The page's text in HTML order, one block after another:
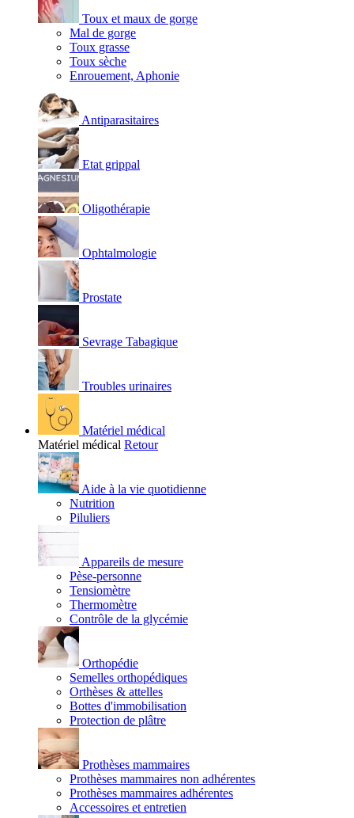
Toux et maux de gorge
Mal de gorge
Toux grasse
Toux sèche
Enrouement, Aphonie
Antiparasitaires
Etat grippal
Oligothérapie
Ophtalmologie
Prostate
Sevrage Tabagique
Troubles urinaires
Matériel médical
Matériel médical Retour
Aide à la vie quotidienne
Nutrition
Piluliers
Appareils de mesure
Pèse-personne
Tensiomètre
Thermomètre
Contrôle de la glycémie
Orthopédie
Semelles orthopédiques
Orthèses & attelles
Bottes d'immobilisation
Protection de plâtre
Prothèses mammaires
Prothèses mammaires non adhérentes
Prothèses mammaires adhérentes
Accessoires et entretien